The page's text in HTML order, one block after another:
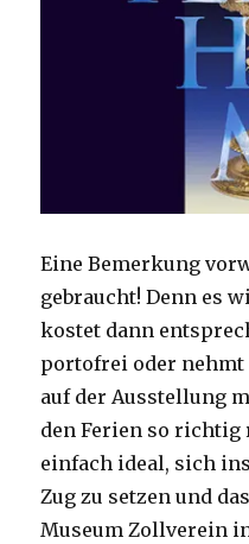
Eine Bemerkung
gebraucht! Denn es
kostet dann
portofrei oder nehmt
auf der Ausstellung
den Ferien so richtig
einfach ideal, sich
Zug zu setzen und
Museum Zollverein